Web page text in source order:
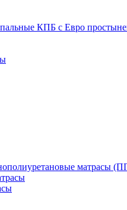
КПБ с Евро
матрасы